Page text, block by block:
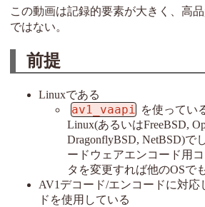
この動画は記録的要素が大きく、高
ではない。
前提
Linuxである
av1_vaapi を使ってい
Linux(あるいはFreeBSD,
DragonflyBSD, NetBSD)で
ードウェアエンコード用
タを変更すれば他のOSで
AV1デコード/エンコードに対応
ドを使用している